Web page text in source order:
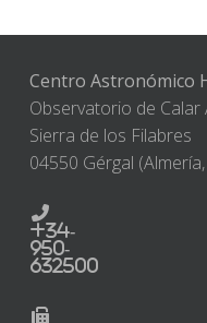
Centro Astronómico
Observatorio de Calar
Sierra de los Filabres
04550 Gérgal
+34-
950-
632500